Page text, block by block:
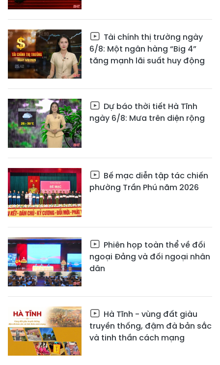
Tài chính thị trường ngày
6/8: Một ngân hàng “Big 4”
tăng mạnh lãi suất huy động
Dự báo thời tiết Hà Tĩnh
ngày 6/8: Mưa trên diện rộng
Bế mạc diễn tập tác chiến
phường Trần Phú năm 2026
Phiên họp toàn thể về đối
ngoại Đảng và đối ngoại nhân
dân
Hà Tĩnh - vùng đất giàu
truyền thống, đậm đà bản sắc
và tinh thần cách mạng